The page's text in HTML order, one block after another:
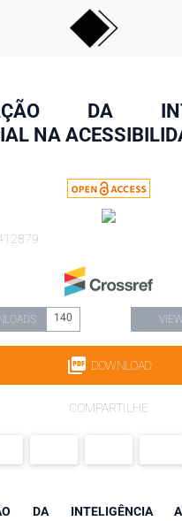
DA
NA
140
DOWNLOAD
COMPARTILHE
DA INTELIGÊNCIA